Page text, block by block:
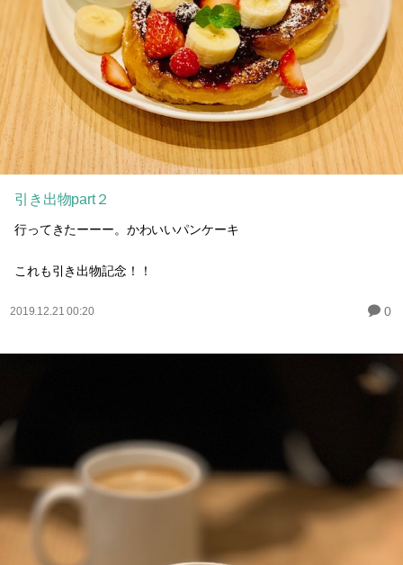
引き出物part２
行ってきたーーー。かわいいパンケーキ
これも引き出物記念！！
2019.12.21 00:20 0